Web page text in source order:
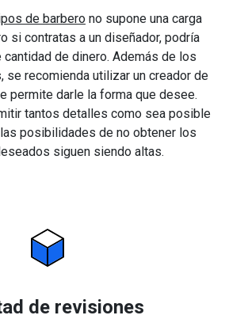
de barbero no supone una carga
si contratas a un diseñador, podría
cantidad de dinero. Además de los
se recomienda utilizar un creador de
permite darle la forma que desee.
tantos detalles como sea posible
posibilidades de no obtener los
siguen siendo altas.
de revisiones